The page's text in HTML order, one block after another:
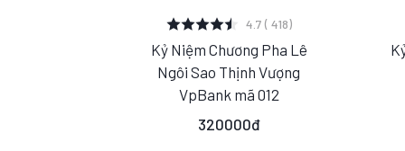
XEM CHI TIẾT
S M L
4.7 ( 418)
Kỷ Niệm Chương Pha Lê
Ngôi Sao Thịnh Vượng
VpBank mã 012
320000đ